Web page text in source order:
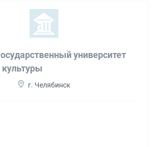
университет
г. Челябинск